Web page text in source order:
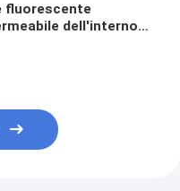
fluorescente
dell'interno